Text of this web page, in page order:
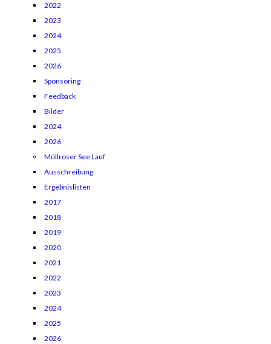
2022
2023
2024
2025
2026
Sponsoring
Feedback
Bilder
2024
2026
Müllroser See Lauf
Ausschreibung
Ergebnislisten
2017
2018
2019
2020
2021
2022
2023
2024
2025
2026